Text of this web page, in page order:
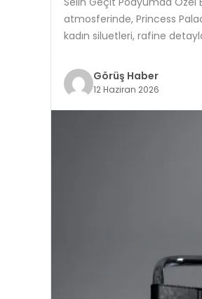
atmosferinde, Princess
kadın siluetleri, rafine
Görüş Haber
12 Haziran 2026